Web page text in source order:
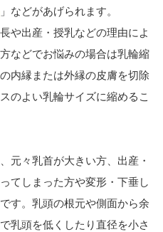
」などがあげられます。
や出産・授乳などの理由によ
などでお悩みの場合は乳輪縮
内縁または外縁の皮膚を切除
のよい乳輪サイズに縮めるこ
元々乳首が大きい方、出産・
てしまった方や変形・下垂し
す。乳頭の根元や側面から余
乳頭を低くしたり直径を小さ